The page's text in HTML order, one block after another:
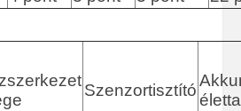
Szenzortisztító